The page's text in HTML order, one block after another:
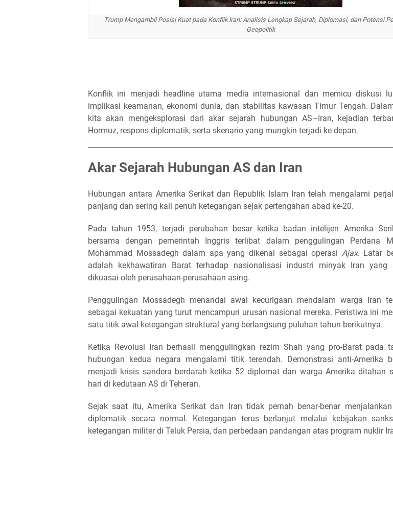
Trump Mengambil Posisi Kuat pada Konflik Iran: Analisis Lengkap Sejarah, Diplomasi, dan Potensi
Geopolitik
Konflik ini menjadi headline utama media internasional dan memicu diskusi
implikasi keamanan, ekonomi dunia, dan stabilitas kawasan Timur Tengah.
kita akan mengeksplorasi dari akar sejarah hubungan AS–Iran, kejadian
Hormuz, respons diplomatik, serta skenario yang mungkin terjadi ke depan.
Akar Sejarah Hubungan AS dan Iran
Hubungan antara Amerika Serikat dan Republik Islam Iran telah mengalami
panjang dan sering kali penuh ketegangan sejak pertengahan abad ke-20.
Pada tahun 1953, terjadi perubahan besar ketika badan intelijen Amerika
bersama dengan pemerintah Inggris terlibat dalam penggulingan Perdana
Mohammad Mossadegh dalam apa yang dikenal sebagai operasi Ajax. Latar
adalah kekhawatiran Barat terhadap nasionalisasi industri minyak Iran yang
dikuasai oleh perusahaan-perusahaan asing.
Penggulingan Mossadegh menandai awal kecurigaan mendalam warga Iran
sebagai kekuatan yang turut mencampuri urusan nasional mereka. Peristiwa ini
satu titik awal ketegangan struktural yang berlangsung puluhan tahun berikutnya.
Ketika Revolusi Iran berhasil menggulingkan rezim Shah yang pro-Barat pada
hubungan kedua negara mengalami titik terendah. Demonstrasi anti-Amerika
menjadi krisis sandera berdarah ketika 52 diplomat dan warga Amerika ditahan
hari di kedutaan AS di Teheran.
Sejak saat itu, Amerika Serikat dan Iran tidak pernah benar-benar
diplomatik secara normal. Ketegangan terus berlanjut melalui kebijakan
ketegangan militer di Teluk Persia, dan perbedaan pandangan atas program nuklir